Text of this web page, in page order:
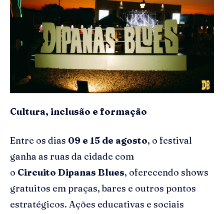
Cultura, inclusão e formação
Entre os dias 09 e 15 de agosto, o festival
ganha as ruas da cidade com
o Circuito Dipanas Blues, oferecendo shows
gratuitos em praças, bares e outros pontos
estratégicos. Ações educativas e sociais